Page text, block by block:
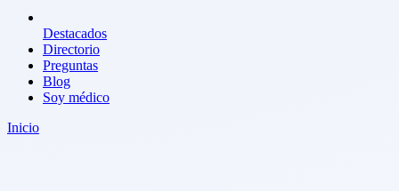
Destacados
Directorio
Preguntas
Blog
Soy médico
Inicio